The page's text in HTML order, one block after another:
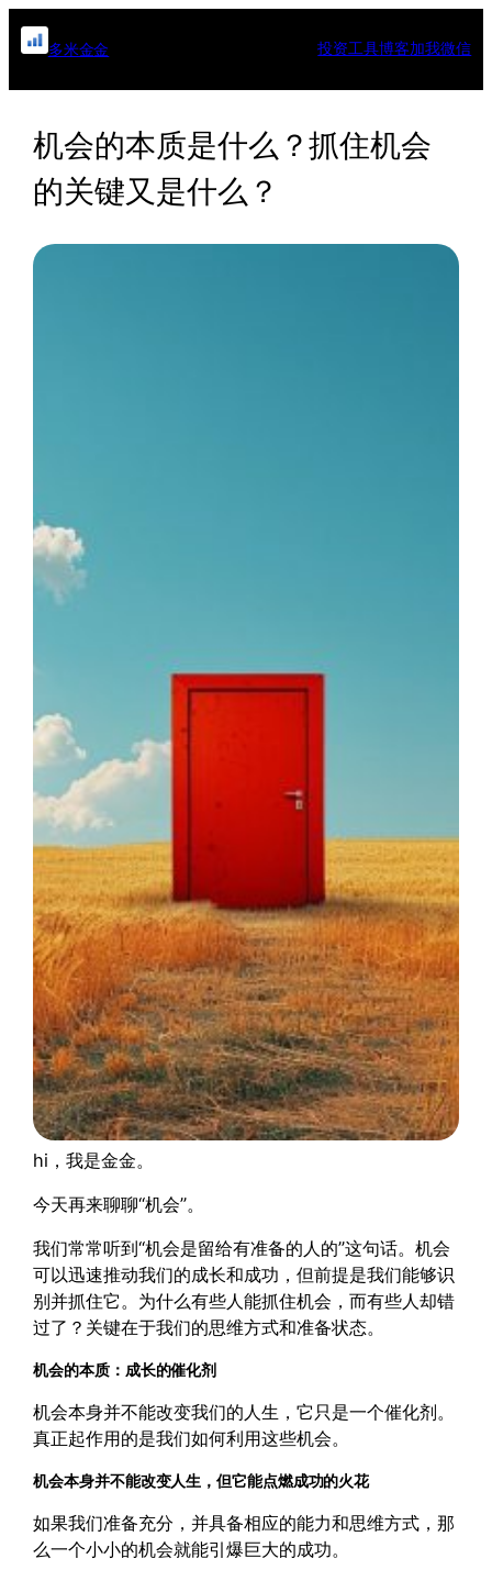
跳
至
多米金金 投资工具博客加我微信
机会的本质是什么？抓住机会
的关键又是什么？
hi，我是金金。
今天再来聊聊“机会”​。
我们常常听到“机会是留给有准备的人的”这句话。机会
可以迅速推动我们的成长和成功，但前提是我们能够识
别并抓住它。为什么有些人能抓住机会，而有些人却错
过了？关键在于我们的思维方式和准备状态。
机会的本质：成长的催化剂
机会本身并不能改变我们的人生，它只是一个催化剂。
真正起作用的是我们如何利用这些机会。
机会本身并不能改变人生，但它能点燃成功的火花
如果我们准备充分，并具备相应的能力和思维方式，那
么一个小小的机会就能引爆巨大的成功。